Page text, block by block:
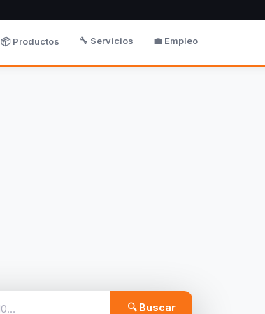
📦 Productos 🔧 Servicios 💼 Empleo
🔍 Buscar